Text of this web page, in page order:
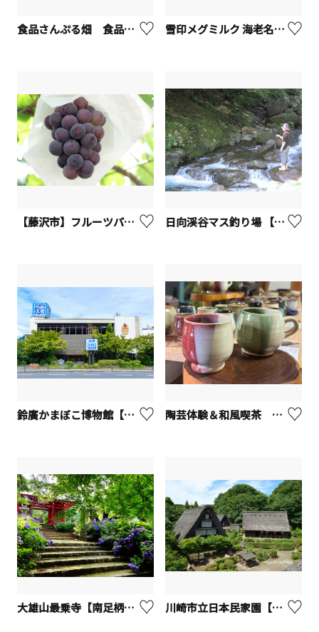
食品さんぷる畑 食品サンプル１DAY体験【横浜市】 雪印メグミルク 海老名工場
【藤沢市】フルーツパーク長後 日向渓谷マス釣り場 【伊勢原市】
鈴廣かまぼこ博物館【小田原市】 陶芸体験＆和風喫茶 ひばり茶寮【座間市】
大雄山最乗寺【南足柄市】 川崎市立日本民家園【川崎市】